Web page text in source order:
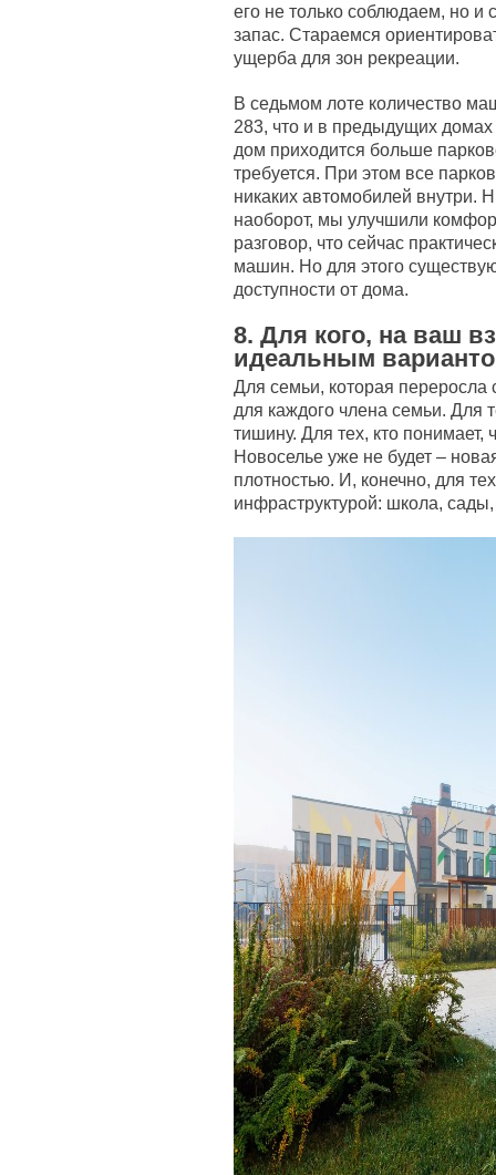
его не только соблюдаем, но
запас. Стараемся
ущерба для зон рекреации.
В седьмом лоте количество
283, что и в предыдущих
дом приходится больше
требуется. При этом все
никаких автомобилей внутри.
наоборот, мы улучшили
разговор, что сейчас
машин. Но для этого
доступности от дома.
8. Для кого, на ваш
идеальным
Для семьи, которая переросла
для каждого члена семьи. Для
тишину. Для тех, кто понимает,
Новоселье уже не будет –
плотностью. И, конечно, для
инфраструктурой: школа,